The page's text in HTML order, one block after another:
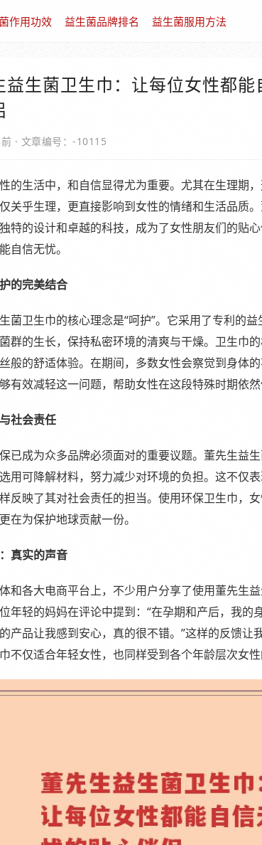
作用功效 益生菌品牌排名 益生菌服用方法
益生菌卫生巾：让每位女性都能
· 文章编号：-10115
的生活中，和自信显得尤为重要。尤其在生理期
关乎生理，更直接影响到女性的情绪和生活品质
特的设计和卓越的科技，成为了女性朋友们的贴
自信无忧。
的完美结合
菌卫生巾的核心理念是“呵护”。它采用了专利的
群的生长，保持私密环境的清爽与干燥。卫生巾
般的舒适体验。在期间，多数女性会察觉到身体
有效减轻这一问题，帮助女性在这段特殊时期依然
社会责任
已成为众多品牌必须面对的重要议题。董先生益
用可降解材料，努力减少对环境的负担。这不仅
反映了其对社会责任的担当。使用环保卫生巾，
在为保护地球贡献一份。
真实的声音
和各大电商平台上，不少用户分享了使用董先生
年轻的妈妈在评论中提到：“在孕期和产后，我的
产品让我感到安心，真的很不错。”这样的反馈让
不仅适合年轻女性，也同样受到各个年龄层次女性